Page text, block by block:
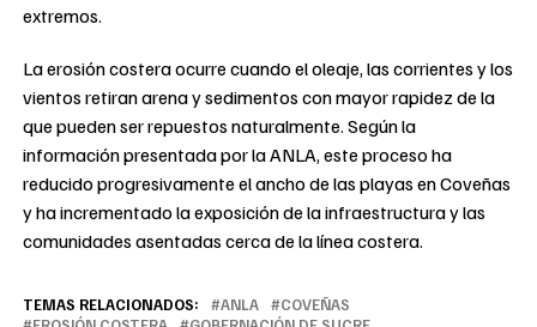
extremos.
La erosión costera ocurre cuando el oleaje, las corrientes y los
vientos retiran arena y sedimentos con mayor rapidez de la
que pueden ser repuestos naturalmente. Según la
información presentada por la ANLA, este proceso ha
reducido progresivamente el ancho de las playas en Coveñas
y ha incrementado la exposición de la infraestructura y las
comunidades asentadas cerca de la línea costera.
TEMAS RELACIONADOS: ANLA
COVEÑAS